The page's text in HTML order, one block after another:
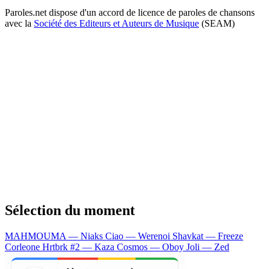
Paroles.net dispose d'un accord de licence de paroles de chansons
avec la Société des Editeurs et Auteurs de Musique (SEAM)
Sélection du moment
MAHMOUMA — Niaks Ciao — Werenoi Shavkat — Freeze
Corleone Hrtbrk #2 — Kaza Cosmos — Oboy Joli — Zed